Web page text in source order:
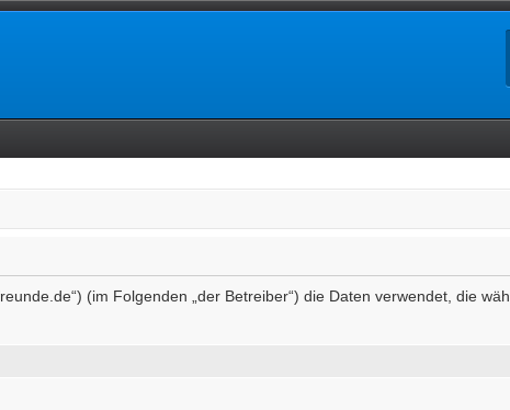
(im Folgenden „der Betreiber“) die Daten verwendet, die